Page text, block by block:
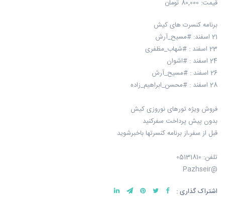
قیمت: 80,000 تومان
برنامه کنسرت های کیش
21 اسفند: #مسیح_آرش
23 اسفند : #شهاب_مظفری
24 اسفند : #اشوان
26 اسفند : #مسیح_آرش
28 اسفند : #محسن_ابراهیم_زاده
فروش ویژه تورهای نوروزی کیش
بدون پیش پرداخت سفرکنید
قبل از سفر،از برنامه کنسرتها باخبرشوید
تلفن: 05131810
@Pazhseir
اشتراک گذاری :